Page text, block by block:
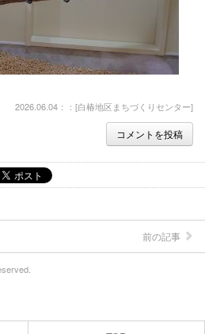
2026.06.04：：[白椿地区まちづくりセンター]
コメントを投稿
前の記事